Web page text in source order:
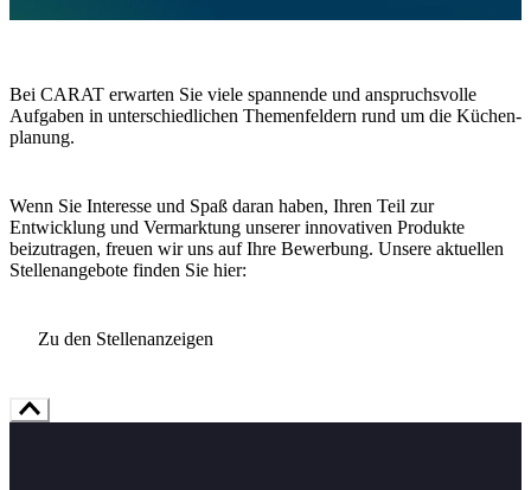
Bei CARAT erwarten Sie viele spannende und anspruchs­volle
Aufgaben in unter­schiedlichen Themen­feldern rund um die Küchen­
planung.
Wenn Sie Interesse und Spaß daran haben, Ihren Teil zur
Entwicklung und Vermarktung unserer innovativen Produkte
beizutragen, freuen wir uns auf Ihre Bewerbung. Unsere aktuellen
Stellen­angebote finden Sie hier:
Zu den Stellenanzeigen